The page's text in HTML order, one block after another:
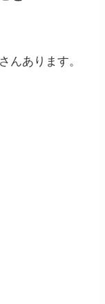
んあります。